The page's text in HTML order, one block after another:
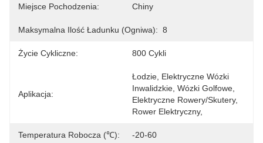
Miejsce Pochodzenia: Chiny
Maksymalna Ilość Ładunku (ogniwa): 8
Życie Cykliczne: 800 Cykli
Aplikacja:
Łodzie, Elektryczne Wózki
Inwalidzkie, Wózki Golfowe,
Elektryczne Rowery/skutery,
Rower Elektryczny,
Temperatura Robocza (℃): -20-60